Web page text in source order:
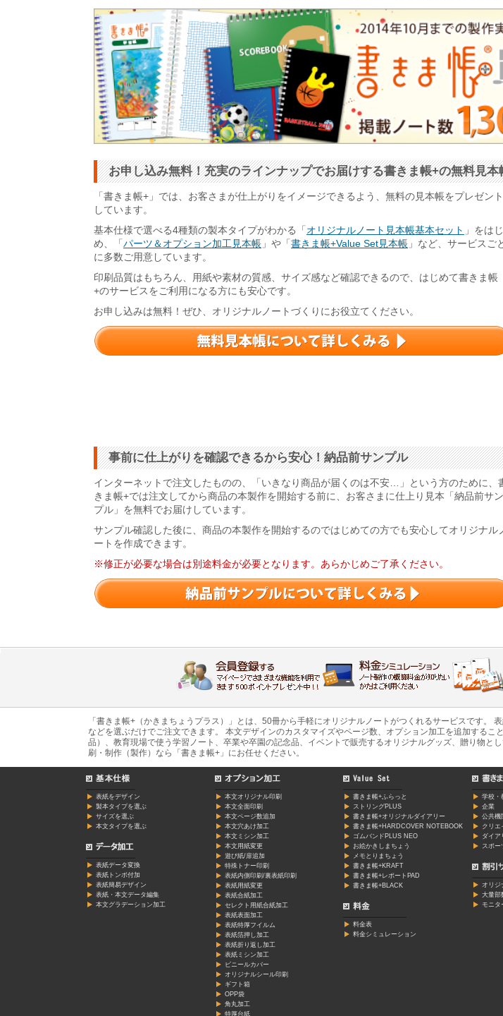
お申し込み無料！充実のラインナップでお届けする書きま帳+の無料見本
「書きま帳+」では、お客さまが仕上がりをイメージできるよう、無料の見本帳をプレゼント
しています。
基本仕様で選べる4種類の製本タイプがわかる「 オリジナルノート見本帳基本セット 」をはじ
め、「 パーツ＆オプション加工見本帳 」や「 書きま帳+Value Set見本帳 」など、サービスご
に多数ご用意しています。
印刷品質はもちろん、用紙や素材の質感、サイズ感など確認できるので、はじめて書きま帳
+のサービスをご利用になる方にも安心です。
お申し込みは無料！ぜひ、オリジナルノートづくりにお役立てください。
事前に仕上がりを確認できるから安心！納品前サンプル
インターネットで注文したものの、「いきなり商品が届くのは不安…」という方のために、
きま帳+では注文してから商品の本製作を開始する前に、お客さまに仕上り見本「納品前サン
プル」を無料でお届けしています。
サンプル確認した後に、商品の本製作を開始するのではじめての方でも安心してオリジナル
ートを作成できます。
※修正が必要な場合は別途料金が必要となります。あらかじめご了承ください。
「書きま帳+（かきまちょうプラス）」とは、50冊から手軽にオリジナルノートがつくれるサービスです
などを選ぶだけでご注文できます。 本文デザインのカスタマイズやページ数、オプション加工を追加する
品）、教育現場で使う学習ノート、卒業や卒園の記念品、イベントで販売するオリジナルグッズ、贈り物
刷・制作（製作）なら「書きま帳+」にお任せください。
表紙をデザイン
製本タイプを選ぶ
サイズを選ぶ
本文タイプを選ぶ
表紙データ変換
表紙トンボ付加
表紙簡易デザイン
表紙・本文データ編集
本文グラデーション加工
本文オリジナル印刷
本文全面印刷
本文ページ数追加
本文穴あけ加工
本文ミシン加工
本文用紙変更
遊び紙/扉追加
特殊トナー印刷
表紙内側印刷/裏表紙印刷
表紙用紙変更
表紙合紙加工
セレクト用紙合紙加工
表紙表面加工
表紙特厚フイルム
表紙箔押し加工
表紙折り返し加工
表紙ミシン加工
ビニールカバー
オリジナルシール印刷
ギフト箱
OPP袋
角丸加工
特厚台紙
書きま帳+ふらっと
ストリングPLUS
書きま帳+オリジナルダイアリー
書きま帳+HARDCOVER NOTEBOOK
ゴムバンドPLUS NEO
お絵かきしまちょう
メモとりまちょう
書きま帳+KRAFT
書きま帳+レポートPAD
書きま帳+BLACK
料金表
料金シミュレーション
学校・
企業
公共機
クリエ
ダイア
スポー
オリジ
大量部
モニタ